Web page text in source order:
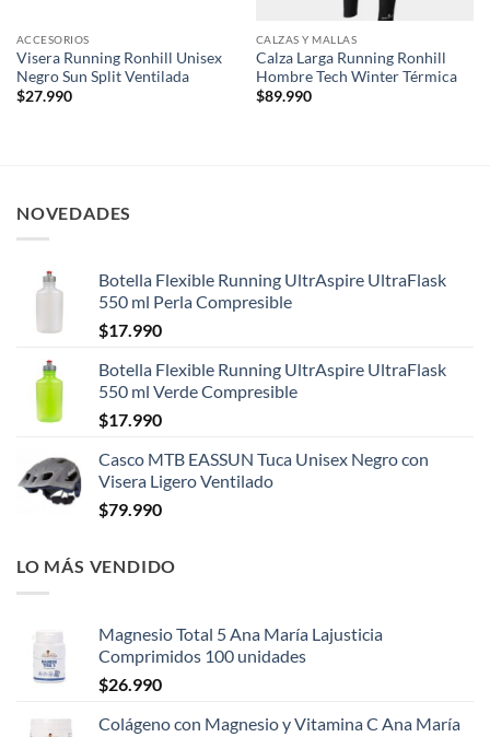
ACCESORIOS
Visera Running Ronhill Unisex
Negro Sun Split Ventilada
$27.990
CALZAS Y MALLAS
Calza Larga Running Ronhill
Hombre Tech Winter Térmica
$89.990
NOVEDADES
Botella Flexible Running UltrAspire UltraFlask
550 ml Perla Compresible
$17.990
Botella Flexible Running UltrAspire UltraFlask
550 ml Verde Compresible
$17.990
Casco MTB EASSUN Tuca Unisex Negro con
Visera Ligero Ventilado
$79.990
LO MÁS VENDIDO
Magnesio Total 5 Ana María Lajusticia
Comprimidos 100 unidades
$26.990
Colágeno con Magnesio y Vitamina C Ana María